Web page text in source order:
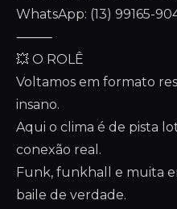
WhatsApp: (13) 99165-
⸻
💥 O ROLÊ
Voltamos em formato
insano.
Aqui o clima é de pista
conexão real.
Funk, funkhall e muita
baile de verdade.